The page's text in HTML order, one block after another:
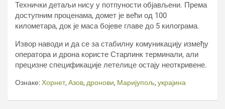
Технички детаљи нису у потпуности објављени. Према
доступним проценама, домет је већи од 100
километара, док је маса бојеве главе до 5 килограма.
Извор наводи и да се за стабилну комуникацију између
оператора и дрона користе Старлинк терминали, али
прецизне спецификације летелице остају неоткривене.
Ознаке:Хорнет, Азов, дронови, Маријупољ, украјина